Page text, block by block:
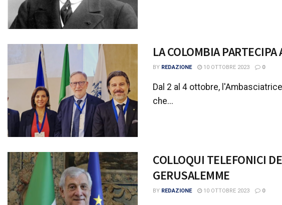
LA COLOMBIA
BY REDAZIONE 10 OTTOBRE 2023 0
Dal 2 al 4 ottobre,
che...
COLLOQUI TELEFONICI
GERUSALEMME
BY REDAZIONE 10 OTTOBRE 2023 0